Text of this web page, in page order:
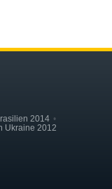
2014
Ukraine 2012